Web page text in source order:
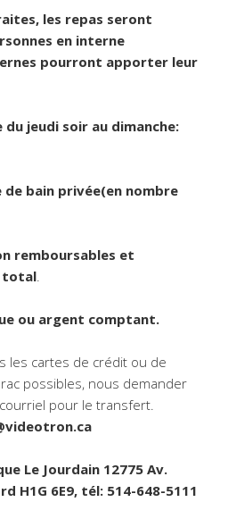
les repas seront
en interne
pourront apporter leur
jeudi soir au dimanche:
de bain privée(en nombre
remboursables et
total
ou argent comptant.
les cartes de crédit ou de
possibles, nous demander
pour le transfert.
Le Jourdain 12775 Av.
H1G 6E9, tél: 514-648-5111